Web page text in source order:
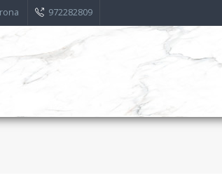
972282809